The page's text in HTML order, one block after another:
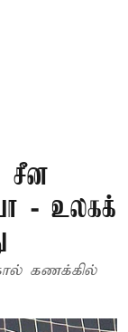
சீன
- உலகக்
கணக்கில்